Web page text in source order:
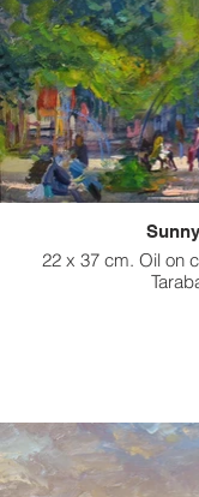
22 x 37 cm. Oil on